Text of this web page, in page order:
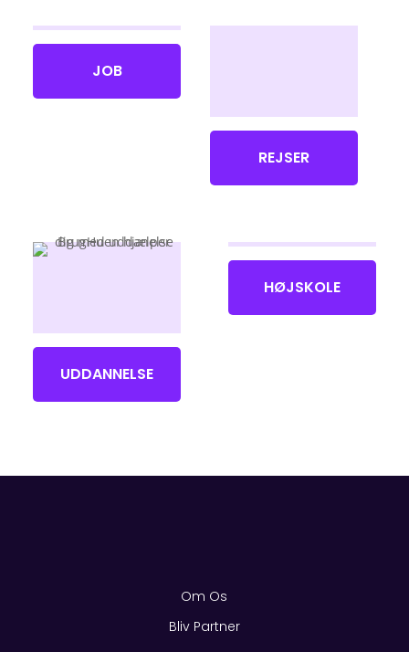
JOB
REJSER
UDDANNELSE
HØJSKOLE
Om Os
Bliv Partner